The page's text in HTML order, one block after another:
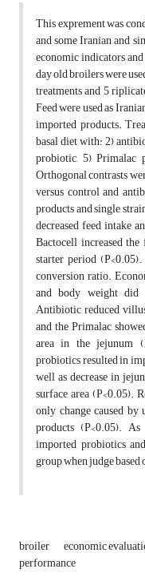
This exprement was
and some Iranian and
economic indicators
day old broilers were
treatments and 5
Feed were used as
imported products.
basal diet with: 2)
probiotic, 5)
Orthogonal contrasts
versus control and
products and single
decreased feed intake
Bactocell increased
starter period
conversion ratio.
and body weight did
Antibiotic reduced
and the Primalac
area in the jejunum
probiotics resulted in
well as decrease in
surface area (P<0.05).
only change caused
products (P<0.05).
imported probiotics
group when judge
broiler economic
performance